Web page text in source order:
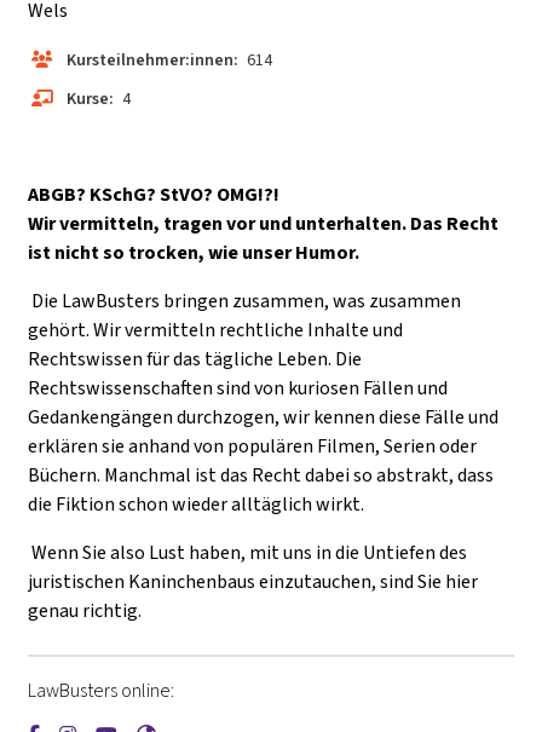
Wels
Kursteilnehmer:innen: 614
Kurse: 4
ABGB? KSchG? StVO? OMG!?!
Wir vermitteln, tragen vor und unterhalten. Das Recht
ist nicht so trocken, wie unser Humor.
Die LawBusters bringen zusammen, was zusammen
gehört. Wir vermitteln rechtliche Inhalte und
Rechtswissen für das tägliche Leben. Die
Rechtswissenschaften sind von kuriosen Fällen und
Gedankengängen durchzogen, wir kennen diese Fälle und
erklären sie anhand von populären Filmen, Serien oder
Büchern. Manchmal ist das Recht dabei so abstrakt, dass
die Fiktion schon wieder alltäglich wirkt.
Wenn Sie also Lust haben, mit uns in die Untiefen des
juristischen Kaninchenbaus einzutauchen, sind Sie hier
genau richtig.
LawBusters online: